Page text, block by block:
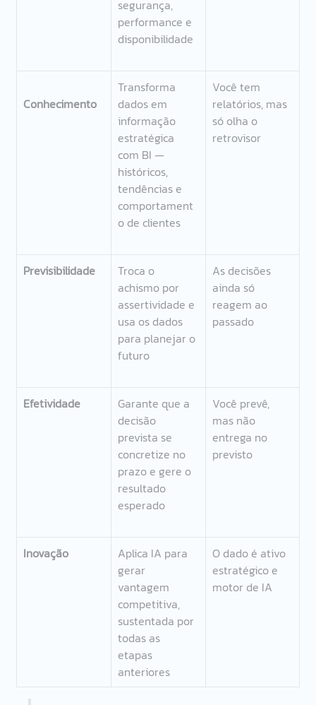
segurança,
performance e
disponibilidade
Conhecimento
Transforma
dados em
informação
estratégica
com BI —
históricos,
tendências e
comportament
o de clientes
Você tem
relatórios, mas
só olha o
retrovisor
Previsibilidade
Troca o
achismo por
assertividade e
usa os dados
para planejar o
futuro
As decisões
ainda só
reagem ao
passado
Efetividade
Garante que a
decisão
prevista se
concretize no
prazo e gere o
resultado
esperado
Você prevê,
mas não
entrega no
previsto
Inovação
Aplica IA para
gerar
vantagem
competitiva,
sustentada por
todas as
etapas
anteriores
O dado é ativo
estratégico e
motor de IA